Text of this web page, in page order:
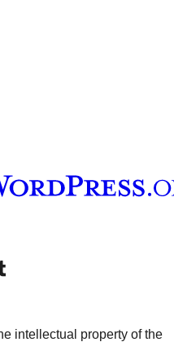
ントへ
intellectual property of the